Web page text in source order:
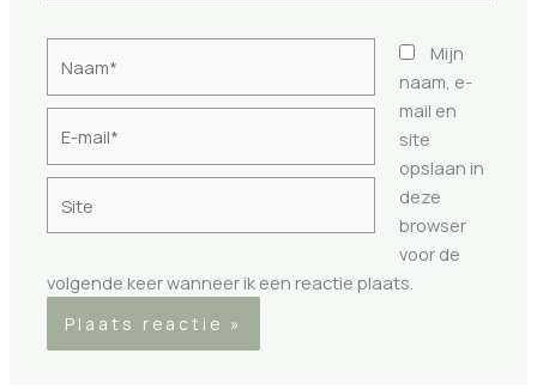
mail*
Mijn
naam, e-
mail en
site
opslaan in
deze
browser
voor de
volgende keer wanneer ik een reactie plaats.